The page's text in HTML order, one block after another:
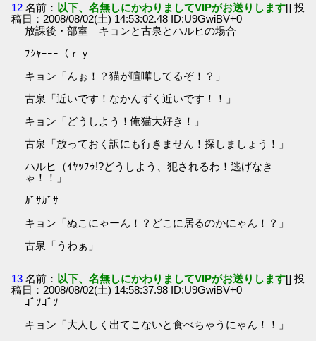
12 名前： 以下、名無しにかわりましてVIPがお送りします[] 投
稿日：2008/08/02(土) 14:53:02.48 ID:U9GwiBV+0
放課後・部室 キョンと古泉とハルヒの場合
ﾌｼｬｰｰｰ（ｒｙ
キョン「んぉ！？猫が喧嘩してるぞ！？」
古泉「近いです！なかんずく近いです！！」
キョン「どうしよう！俺猫大好き！」
古泉「放っておく訳にも行きません！探しましょう！」
ハルヒ（ｲﾔｯﾌｩ!?どうしよう、犯されるわ！逃げなき
ゃ！！」
ｶﾞｻｶﾞｻ
キョン「ぬこにゃーん！？どこに居るのかにゃん！？」
古泉「うわぁ」
13 名前： 以下、名無しにかわりましてVIPがお送りします[] 投
稿日：2008/08/02(土) 14:58:37.98 ID:U9GwiBV+0
ｺﾞｿｺﾞｿ
キョン「大人しく出てこないと食べちゃうにゃん！！」